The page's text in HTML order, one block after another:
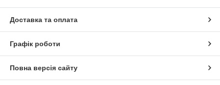
Доставка та оплата
Графік роботи
Повна версія сайту